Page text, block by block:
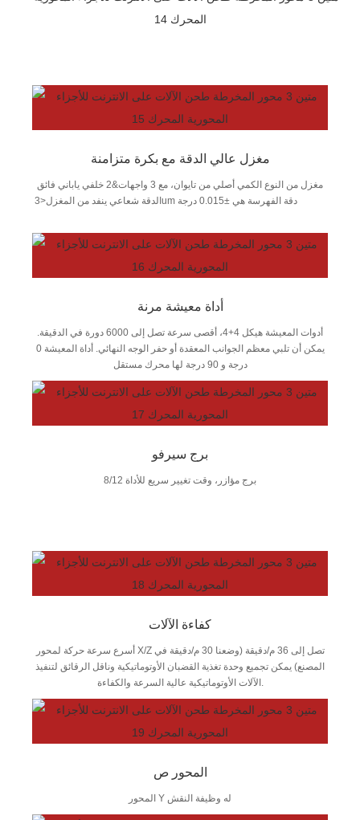
مغزل عالي الدقة مع بكرة متزامنة
مغزل من النوع الكمي أصلي من تايوان، مع 3 واجهات&2 خلفي ياباني فائق
الدقة شعاعي ينفد من المغزل<3um دقة الفهرسة هي ±0.015 درجة
أداة معيشة مرنة
أدوات المعيشة هيكل 4+4، أقصى سرعة تصل إلى 6000 دورة في الدقيقة.
يمكن أن تلبي معظم الجوانب المعقدة أو حفر الوجه النهائي. أداة المعيشة 0
درجة و 90 درجة لها محرك مستقل
برج سيرفو
8/12 برج مؤازر، وقت تغيير سريع للأداة
كفاءة الآلات
أسرع سرعة حركة لمحور X/Z تصل إلى 36 م/دقيقة (وضعنا 30 م/دقيقة في
المصنع) يمكن تجميع وحدة تغذية القضبان الأوتوماتيكية وناقل الرقائق لتنفيذ
الآلات الأوتوماتيكية عالية السرعة والكفاءة.
المحور ص
المحور Y له وظيفة النقش